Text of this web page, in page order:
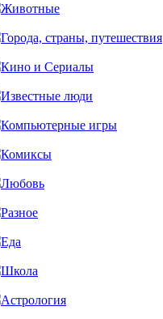
Животные
Города, страны, путешествия
Кино и Сериалы
Известные люди
Компьютерные игры
Комиксы
Любовь
Разное
Еда
Школа
Астрология